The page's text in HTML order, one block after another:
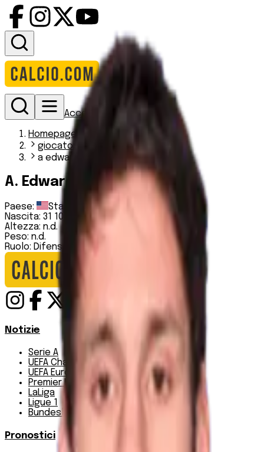
Accedi
Homepage
giocatori
a edwards
A. Edwards
Paese:
Stati Uniti
Nascita: 31 10 2002
Altezza: n.d.
Peso: n.d.
Ruolo: Difensore
Notizie
Serie A
UEFA Champions League Teams
UEFA Europa League Teams
Premier League
LaLiga
Ligue 1
Bundesliga
Pronostici